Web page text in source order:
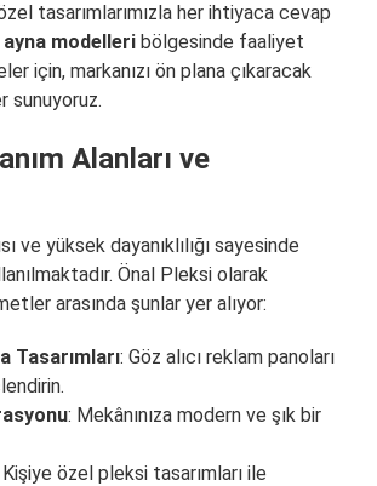
tasarımlarımızla her ihtiyaca cevap
modelleri bölgesinde faaliyet
için, markanızı ön plana çıkaracak
sunuyoruz.
Alanları ve
ve yüksek dayanıklılığı sayesinde
Önal Pleksi olarak
arasında şunlar yer alıyor:
Tasarımları: Göz alıcı reklam panoları
: Mekânınıza modern ve şık bir
Kişiye özel pleksi tasarımları ile